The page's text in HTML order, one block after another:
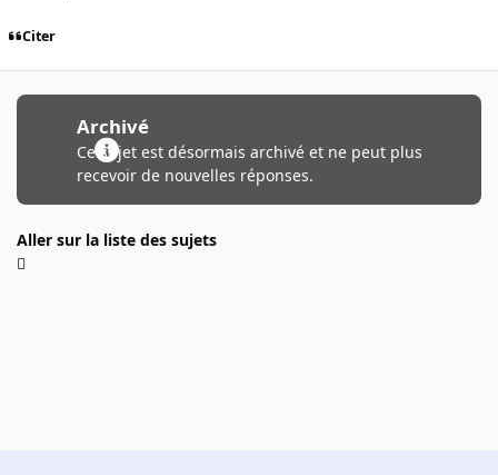
Citer
Archivé
Ce sujet est désormais archivé et ne peut plus
recevoir de nouvelles réponses.
Aller sur la liste des sujets